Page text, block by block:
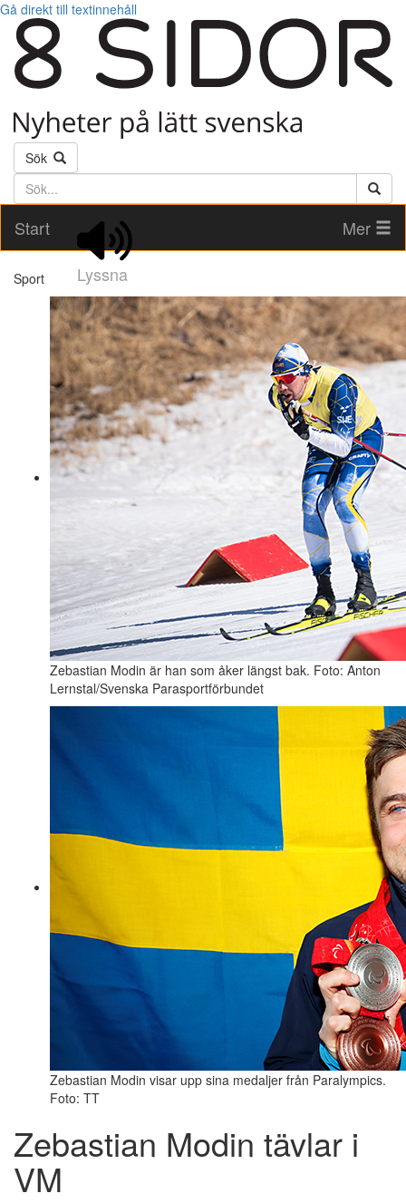
Gå direkt till textinnehåll
Sök
Söktext
Start
Lyssna
Mer
Sport
Zebastian Modin är han som åker längst bak. Foto: Anton
Lernstal/Svenska Parasportförbundet
Zebastian Modin visar upp sina medaljer från Paralympics.
Foto: TT
Zebastian Modin tävlar i
VM